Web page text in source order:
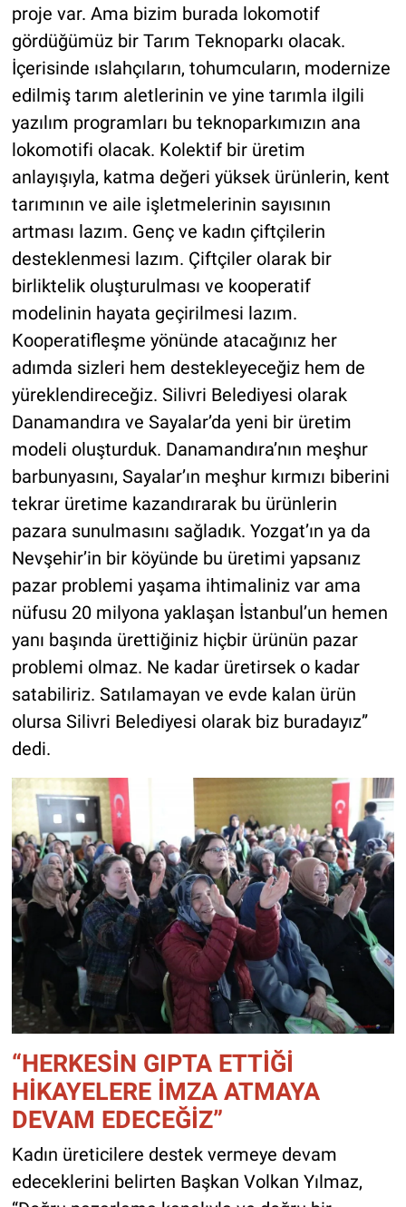
proje var. Ama bizim burada lokomotif
gördüğümüz bir Tarım Teknoparkı olacak.
İçerisinde ıslahçıların, tohumcuların, modernize
edilmiş tarım aletlerinin ve yine tarımla ilgili
yazılım programları bu teknoparkımızın ana
lokomotifi olacak. Kolektif bir üretim
anlayışıyla, katma değeri yüksek ürünlerin, kent
tarımının ve aile işletmelerinin sayısının
artması lazım. Genç ve kadın çiftçilerin
desteklenmesi lazım. Çiftçiler olarak bir
birliktelik oluşturulması ve kooperatif
modelinin hayata geçirilmesi lazım.
Kooperatifleşme yönünde atacağınız her
adımda sizleri hem destekleyeceğiz hem de
yüreklendireceğiz. Silivri Belediyesi olarak
Danamandıra ve Sayalar’da yeni bir üretim
modeli oluşturduk. Danamandıra’nın meşhur
barbunyasını, Sayalar’ın meşhur kırmızı biberini
tekrar üretime kazandırarak bu ürünlerin
pazara sunulmasını sağladık. Yozgat’ın ya da
Nevşehir’in bir köyünde bu üretimi yapsanız
pazar problemi yaşama ihtimaliniz var ama
nüfusu 20 milyona yaklaşan İstanbul’un hemen
yanı başında ürettiğiniz hiçbir ürünün pazar
problemi olmaz. Ne kadar üretirsek o kadar
satabiliriz. Satılamayan ve evde kalan ürün
olursa Silivri Belediyesi olarak biz buradayız”
dedi.
“HERKESİN GIPTA ETTİĞİ
HİKAYELERE İMZA ATMAYA
DEVAM EDECEĞİZ”
Kadın üreticilere destek vermeye devam
edeceklerini belirten Başkan Volkan Yılmaz,